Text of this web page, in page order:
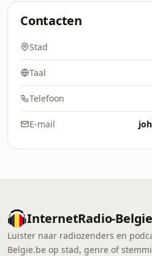
Contacten
Stad
Taal
Telefoon
E-mail
InternetRadio-
Luister naar radiozenders en
Belgie.be op stad, genre of